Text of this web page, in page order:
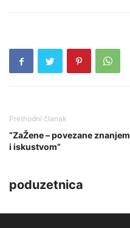
Prethodni članak
“ZaŽene – povezane znanjem
i iskustvom”
poduzetnica